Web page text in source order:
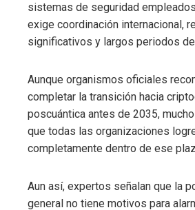
sistemas de seguridad
exige coordinación internacional,
significativos y largos periodos
Aunque organismos oficiales
completar la transición hacia
poscuántica antes de 2035,
que todas las organizaciones
completamente dentro de ese
Aun así, expertos señalan que la
general no tiene motivos para